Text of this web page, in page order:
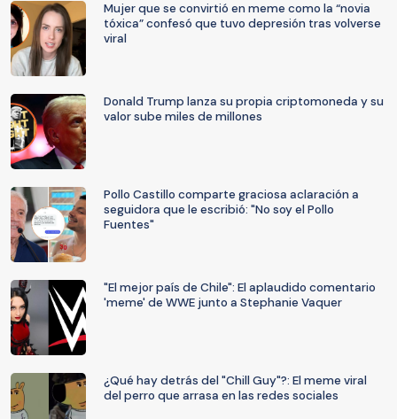
Mujer que se convirtió en meme como la “novia
tóxica” confesó que tuvo depresión tras volverse
viral
Donald Trump lanza su propia criptomoneda y su
valor sube miles de millones
Pollo Castillo comparte graciosa aclaración a
seguidora que le escribió: "No soy el Pollo
Fuentes"
"El mejor país de Chile": El aplaudido comentario
'meme' de WWE junto a Stephanie Vaquer
¿Qué hay detrás del "Chill Guy"?: El meme viral
del perro que arrasa en las redes sociales